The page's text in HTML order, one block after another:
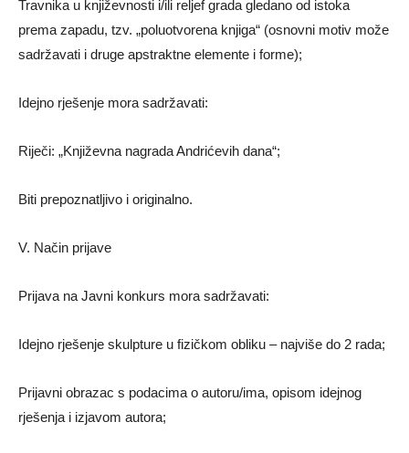
Travnika u književnosti i/ili reljef grada gledano od istoka
prema zapadu, tzv. „poluotvorena knjiga“ (osnovni motiv može
sadržavati i druge apstraktne elemente i forme);
Idejno rješenje mora sadržavati:
Riječi: „Književna nagrada Andrićevih dana“;
Biti prepoznatljivo i originalno.
V. Način prijave
Prijava na Javni konkurs mora sadržavati:
Idejno rješenje skulpture u fizičkom obliku – najviše do 2 rada;
Prijavni obrazac s podacima o autoru/ima, opisom idejnog
rješenja i izjavom autora;